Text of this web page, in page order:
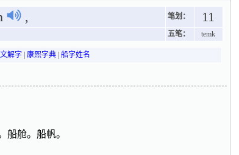
, 笔划： 11
五笔： temk
解字| 康熙字典| 船字姓名
船舱。船帆。